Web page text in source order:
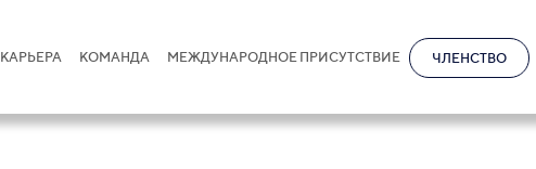
КАРЬЕРА КОМАНДА МЕЖДУНАРОДНОЕ ПРИСУТСТВИЕ ЧЛЕНСТВО